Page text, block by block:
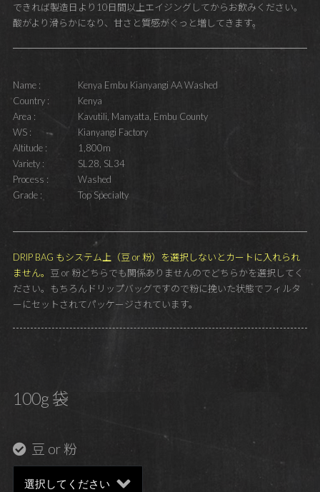
できれば製造日より10日間以上エイジングしてからお飲みください。
酸がより滑らかになり、甘さと質感がぐっと増してきます。
Name :
Kenya Embu Kianyangi AA Washed
Country :
Kenya
Area :
Kavutili, Manyatta, Embu County
WS :
Kianyangi Factory
Altitude :
1,800m
Variety :
SL28, SL34
Process :
Washed
Grade :
Top Specialty
DRIP BAG もシステム上（豆 or 粉）を選択しないとカートに入れられ
ません。 豆 or 粉どちらでも関係ありませんのでどちらかを選択してく
ださい。もちろんドリップバッグですので粉に挽いた状態でフィルタ
ーにセットされてパッケージされています。
100g 袋
豆 or 粉